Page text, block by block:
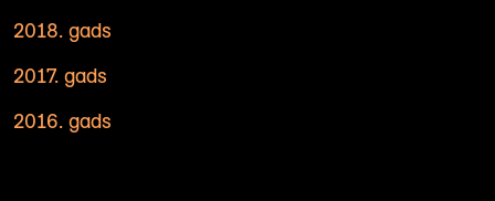
2018. gads
2017. gads
2016. gads